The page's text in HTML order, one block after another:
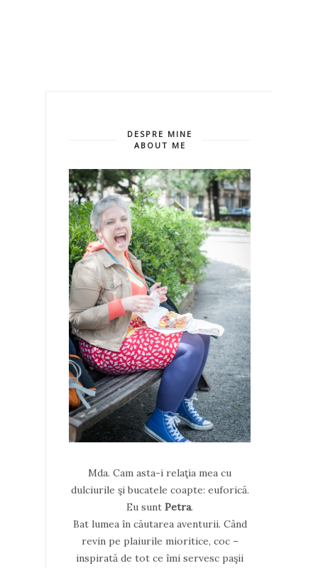
DESPRE MINE
ABOUT ME
Mda. Cam asta-i relaţia mea cu
dulciurile şi bucatele coapte: euforică.
Eu sunt Petra.
Bat lumea în căutarea aventurii. Când
revin pe plaiurile mioritice, coc –
inspirată de tot ce îmi servesc paşii